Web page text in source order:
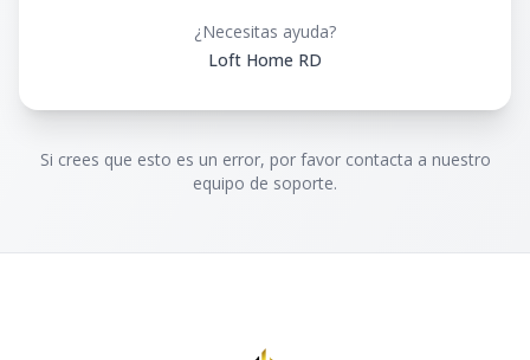
¿Necesitas ayuda?
Loft Home RD
Si crees que esto es un error, por favor contacta a nuestro
equipo de soporte.